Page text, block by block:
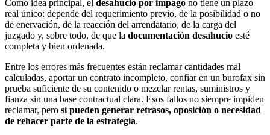
Como idea principal, el desahucio por impago no tiene un plazo
real único: depende del requerimiento previo, de la posibilidad o no
de enervación, de la reacción del arrendatario, de la carga del
juzgado y, sobre todo, de que la documentación desahucio esté
completa y bien ordenada.
Entre los errores más frecuentes están reclamar cantidades mal
calculadas, aportar un contrato incompleto, confiar en un burofax sin
prueba suficiente de su contenido o mezclar rentas, suministros y
fianza sin una base contractual clara. Esos fallos no siempre impiden
reclamar, pero sí pueden generar retrasos, oposición o necesidad
de rehacer parte de la estrategia.